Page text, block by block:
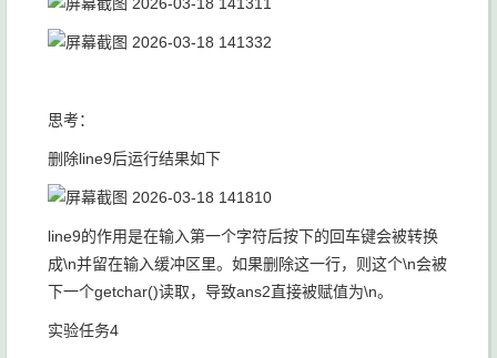
思考：
删除line9后运行结果如下
line9的作用是在输入第一个字符后按下的回车键会被转换
成\n并留在输入缓冲区里。如果删除这一行，则这个\n会被
下一个getchar()读取，导致ans2直接被赋值为\n。
实验任务4